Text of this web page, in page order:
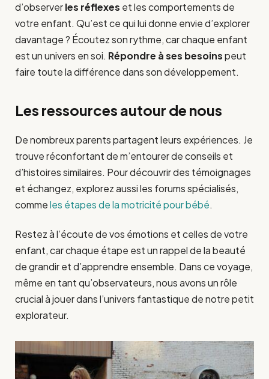
d’observerles réflexes et les comportements de
votre enfant. Qu’est ce qui lui donne envie d’explorer
davantage ? Écoutez son rythme, car chaque enfant
est un univers en soi. Répondre à ses besoinspeut
faire toute la différence dans son développement.
Les ressources autour de nous
De nombreux parents partagent leurs expériences. Je
trouve réconfortant de m’entourer de conseils et
d’histoires similaires. Pour découvrir des témoignages
et échangez, explorez aussi les forums spécialisés,
commeles étapes de la motricité pour bébé.
Restez à l’écoute de vos émotions et celles de votre
enfant, car chaque étape est un rappel de la beauté
de grandir et d’apprendre ensemble. Dans ce voyage,
même en tant qu’observateurs, nous avons un rôle
crucial à jouer dans l’univers fantastique de notre petit
explorateur.